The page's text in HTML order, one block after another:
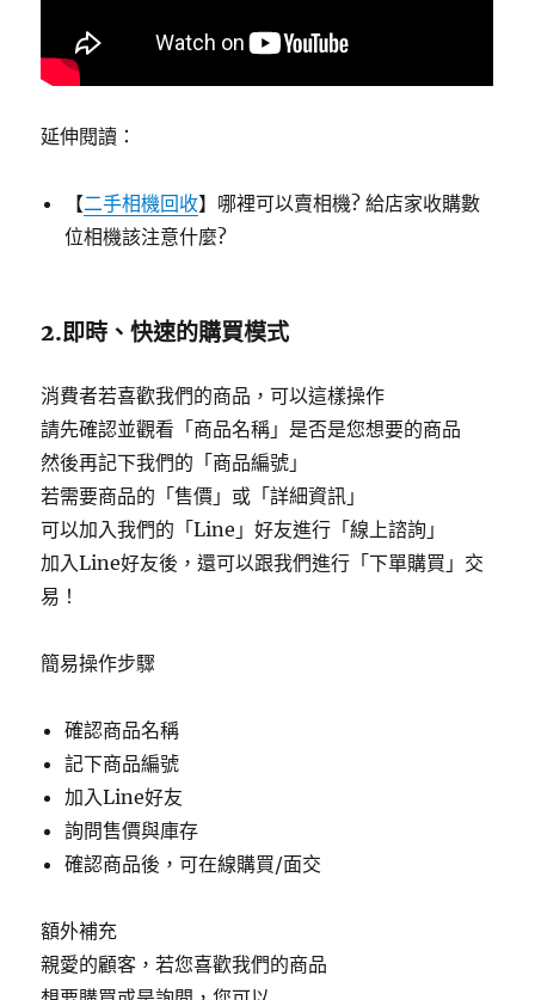
延伸閱讀：
【二手相機回收】哪裡可以賣相機? 給店家收購數
位相機該注意什麼?
2.即時、快速的購買模式
消費者若喜歡我們的商品，可以這樣操作
請先確認並觀看「商品名稱」是否是您想要的商品
然後再記下我們的「商品編號」
若需要商品的「售價」或「詳細資訊」
可以加入我們的「Line」好友進行「線上諮詢」
加入Line好友後，還可以跟我們進行「下單購買」交
易！
簡易操作步驟
確認商品名稱
記下商品編號
加入Line好友
詢問售價與庫存
確認商品後，可在線購買/面交
額外補充
親愛的顧客，若您喜歡我們的商品